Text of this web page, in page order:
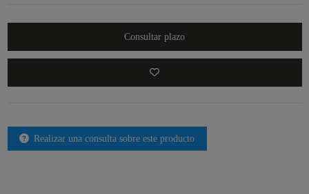
Consultar plazo
Realizar una consulta sobre este producto